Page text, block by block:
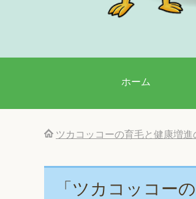
ホーム
ツカコッコーの育毛と健康増進
「ツカコッコー